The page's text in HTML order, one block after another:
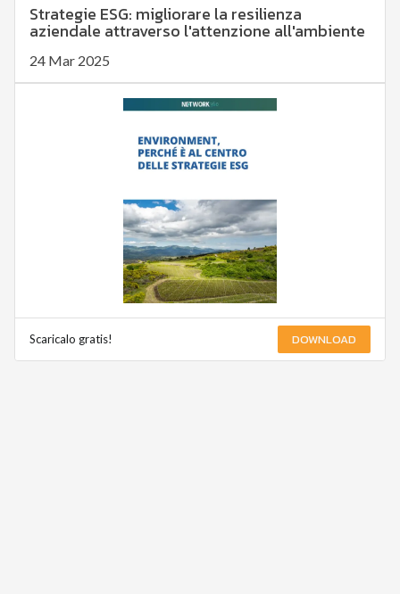
Strategie ESG: migliorare la resilienza
aziendale attraverso l'attenzione all'ambiente
24 Mar 2025
Scaricalo gratis! DOWNLOAD